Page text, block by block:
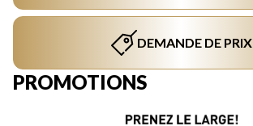
DEMANDE DE PRIX
PROMOTIONS